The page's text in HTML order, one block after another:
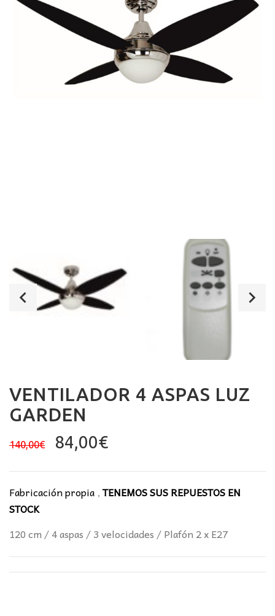
VENTILADOR 4 ASPAS LUZ
GARDEN
140,00€
El
original
era:
84,00€El
actual
es:
Fabricación propia ,TENEMOS SUS REPUESTOS EN
STOCK
120 cm / 4 aspas / 3 velocidades / Plafón 2 x E27